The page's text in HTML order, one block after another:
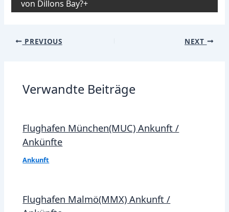
von Dillons Bay?
Post
PREVIOUS NEXT
Verwandte Beiträge
Flughafen München(MUC) Ankunft /
Ankünfte
Ankunft
Flughafen Malmö(MMX) Ankunft /